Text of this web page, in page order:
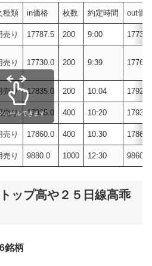
種類 in価格 枚数 約定時間 out価
売り 17787.5 200 9:00
売り 17730.0 200 9:39
売り 17835.0 200 10:04
売り 17935.0 400 10:20
売り 17860.0 400 10:30
売り 9880.0 1000 12:30 9860.0
ロールできます
ップ高や２５日線高乖
銘柄